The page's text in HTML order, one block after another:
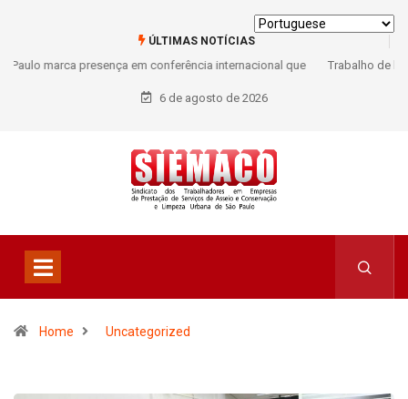
ÚLTIMAS NOTÍCIAS
Trabalho de base fortalece o SIEMACO-SP com quase 9 mil novas
filiações no primeiro semestre de 2026
6 de agosto de 2026
Home Uncategorized